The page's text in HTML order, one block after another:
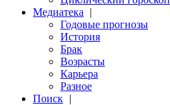
Медиатека
|
Годовые прогнозы
История
Брак
Возрасты
Карьера
Разное
Поиск |